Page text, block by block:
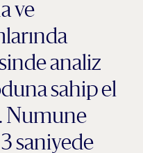
ve
analiz
sahip el
Numune
3 saniyede